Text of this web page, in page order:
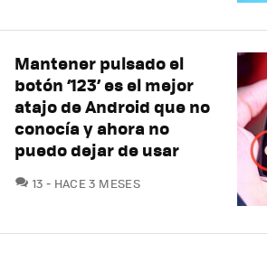
Mantener pulsado el
botón ‘123’ es el mejor
atajo de Android que no
conocía y ahora no
puedo dejar de usar
13 COMENTARIOS
HACE 3 MESES